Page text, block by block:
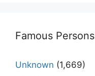
Famous Persons
Unknown (1,669)